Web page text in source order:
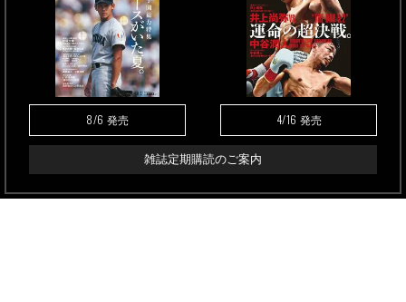
8/6 発売 4/16 発売
雑誌定期購読のご案内